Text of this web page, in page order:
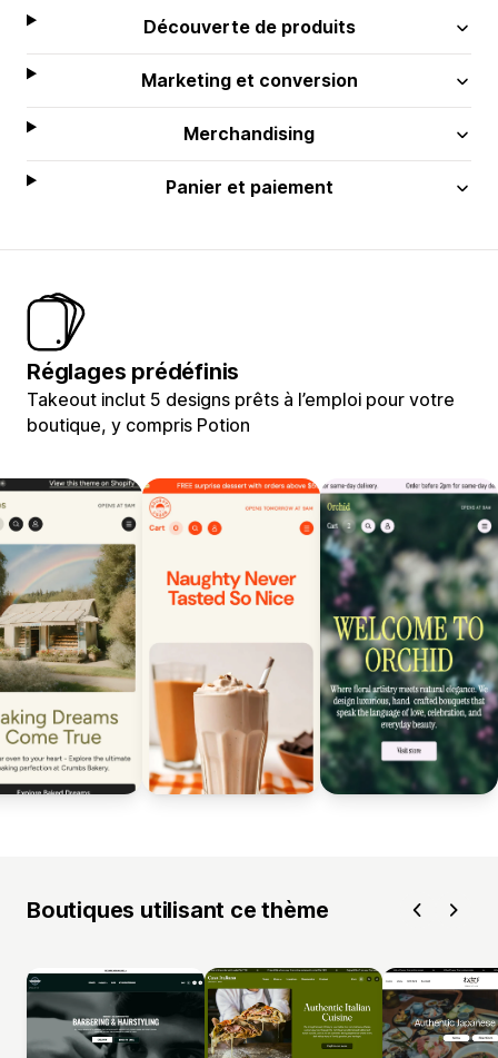
Découverte de produits
Marketing et conversion
Merchandising
Panier et paiement
Réglages prédéfinis
Takeout inclut 5 designs prêts à l’emploi pour votre
boutique, y compris Potion
Boutiques utilisant ce thème